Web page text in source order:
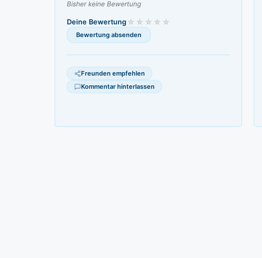
Bisher keine Bewertung
Deine Bewertung
Freunden empfehlen
Kommentar hinterlassen